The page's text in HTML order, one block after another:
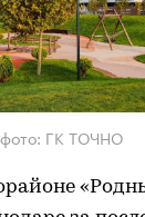
ГК ТОЧНО